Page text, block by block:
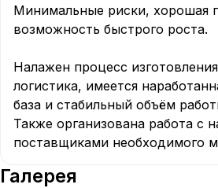
Минимальные риски, хорошая
возможность быстрого роста.
Налажен процесс
логистика, имеется
база и стабильный объём
Также организована работа с
поставщиками необходимого
Галерея